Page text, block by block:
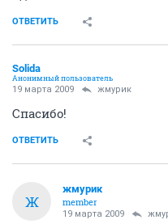
ОТВЕТИТЬ
Solida
Анонимный пользователь
19 марта 2009 жмурик
Спасибо!
ОТВЕТИТЬ
Ж
жмурик
member
19 марта 2009